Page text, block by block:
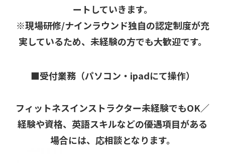
ートしていきます。
※現場研修/ナインラウンド独自の認定制度が充
実しているため、未経験の方でも大歓迎です。
■受付業務（パソコン・ipadにて操作）
フィットネスインストラクター未経験でもOK／
経験や資格、英語スキルなどの優遇項目がある
場合には、応相談となります。